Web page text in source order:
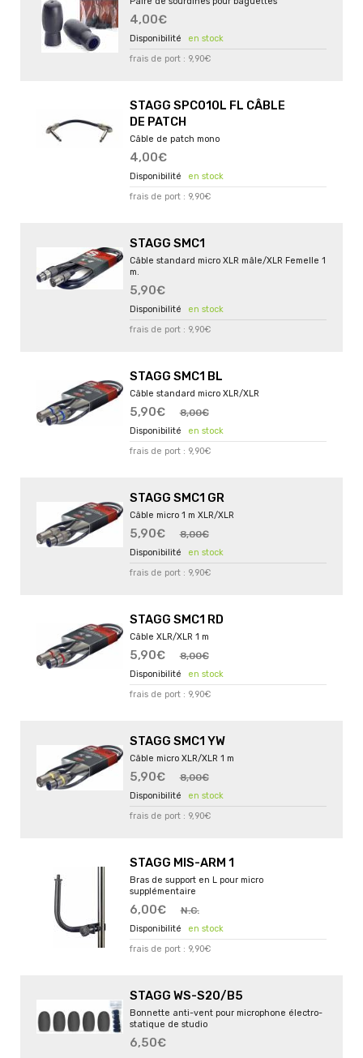
4,00€
en stock
frais de port : 9,90€
STAGG SPC010L FL CÂBLE
DE PATCH
Câble de patch mono
4,00€
en stock
frais de port : 9,90€
STAGG SMC1
Câble standard micro XLR mâle/XLR Femelle 1
m.
5,90€
en stock
frais de port : 9,90€
STAGG SMC1 BL
Câble standard micro XLR/XLR
5,90€ 8,00€
en stock
frais de port : 9,90€
STAGG SMC1 GR
Câble micro 1 m XLR/XLR
5,90€ 8,00€
en stock
frais de port : 9,90€
STAGG SMC1 RD
Câble XLR/XLR 1 m
5,90€ 8,00€
en stock
frais de port : 9,90€
STAGG SMC1 YW
Câble micro XLR/XLR 1 m
5,90€ 8,00€
en stock
frais de port : 9,90€
STAGG MIS-ARM 1
Bras de support en L pour micro
supplémentaire
6,00€ N.C.
en stock
frais de port : 9,90€
STAGG WS-S20/B5
Bonnette anti-vent pour microphone électro-
statique de studio
6,50€